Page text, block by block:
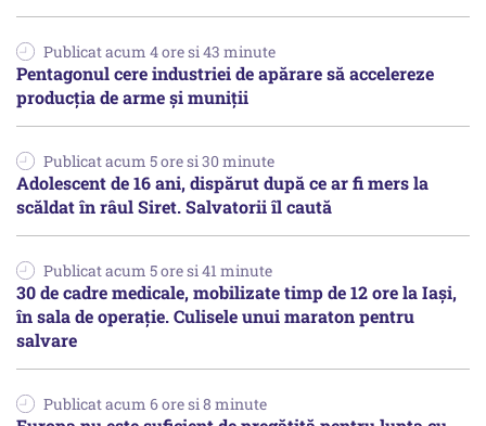
Publicat acum 4 ore si 43 minute
Pentagonul cere industriei de apărare să accelereze
producția de arme și muniții
Publicat acum 5 ore si 30 minute
Adolescent de 16 ani, dispărut după ce ar fi mers la
scăldat în râul Siret. Salvatorii îl caută
Publicat acum 5 ore si 41 minute
30 de cadre medicale, mobilizate timp de 12 ore la Iași,
în sala de operație. Culisele unui maraton pentru
salvare
Publicat acum 6 ore si 8 minute